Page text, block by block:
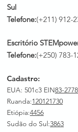
Sul
Telefone:(+211) 912-
Escritório
Telefone:(+250) 783-
Cadastro:
EUA: 501c3 EIN83-
Ruanda:120121730
Etiópia:4456
Sudão do Sul:3863